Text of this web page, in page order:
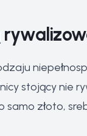
stojący nie
złoto,